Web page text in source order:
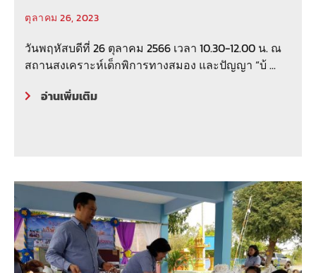
สงเคราะห์เด็กพิการทางสมอง
และปัญญา “บ้านราชาวดีหญิง”
ตุลาคม 26, 2023
วันพฤหัสบดีที่ 26 ตุลาคม 2566 เวลา 10.30-12.00 น. ณ
สถานสงเคราะห์เด็กพิการทางสมอง และปัญญา “บ้ ...
อ่านเพิ่มเติม